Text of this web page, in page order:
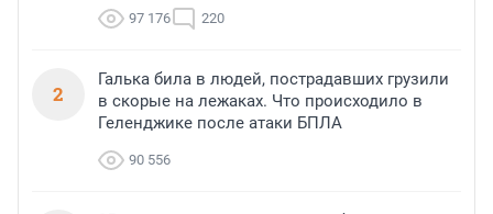
97 176 220
2
Галька била в людей, пострадавших грузили
в скорые на лежаках. Что происходило в
Геленджике после атаки БПЛА
90 556